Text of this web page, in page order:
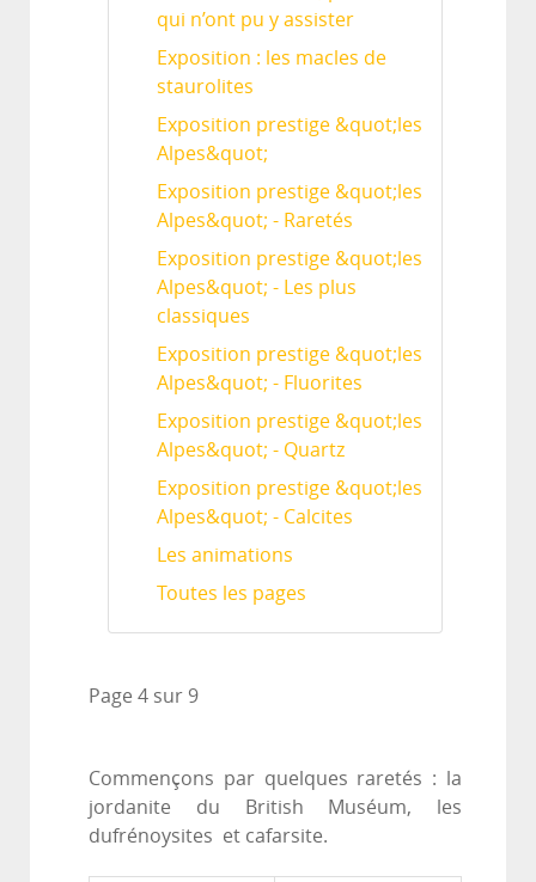
qui n’ont pu y assister
Exposition : les macles de
staurolites
Exposition prestige &quot;les
Alpes&quot;
Exposition prestige &quot;les
Alpes&quot; - Raretés
Exposition prestige &quot;les
Alpes&quot; - Les plus
classiques
Exposition prestige &quot;les
Alpes&quot; - Fluorites
Exposition prestige &quot;les
Alpes&quot; - Quartz
Exposition prestige &quot;les
Alpes&quot; - Calcites
Les animations
Toutes les pages
Page 4 sur 9
Commençons par quelques raretés : la
jordanite du British Muséum, les
dufrénoysites et cafarsite.